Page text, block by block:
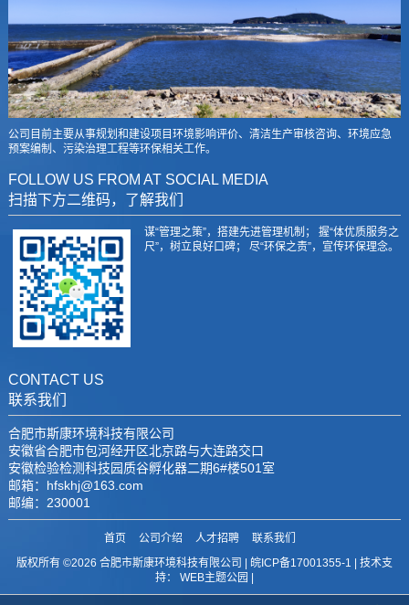
公司目前主要从事规划和建设项目环境影响评价、清洁生产审核咨询、环境应急
预案编制、污染治理工程等环保相关工作。
FOLLOW US FROM AT SOCIAL MEDIA
扫描下方二维码，了解我们
谋“管理之策”，搭建先进管理机制； 握“体优质服务之
尺”，树立良好口碑； 尽“环保之责”，宣传环保理念。
CONTACT US
联系我们
合肥市斯康环境科技有限公司
安徽省合肥市包河经开区北京路与大连路交口
安徽检验检测科技园质谷孵化器二期6#楼501室
邮箱：hfskhj@163.com
邮编：230001
首页 公司介绍 人才招聘
联系我们
版权所有 ©2026 合肥市斯康环境科技有限公司 | 皖ICP备17001355-1 | 技术支
持： WEB主题公园